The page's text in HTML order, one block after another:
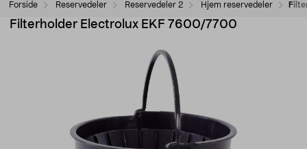
Forside Reservedeler Reservedeler 2 Hjem reservedeler
Filterholder Electrolux EKF 7600/7700